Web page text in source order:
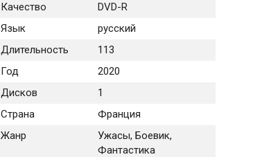
Качество
DVD-R
Язык
русский
Длительность
113
Год
2020
Дисков
1
Страна
Франция
Жанр
Ужасы, Боевик,
Фантастика